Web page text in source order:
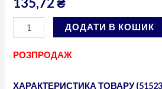
ДОДАТИ В КОШИК
РОЗПРОДАЖ
ХАРАКТЕРИСТИКА ТОВАРУ